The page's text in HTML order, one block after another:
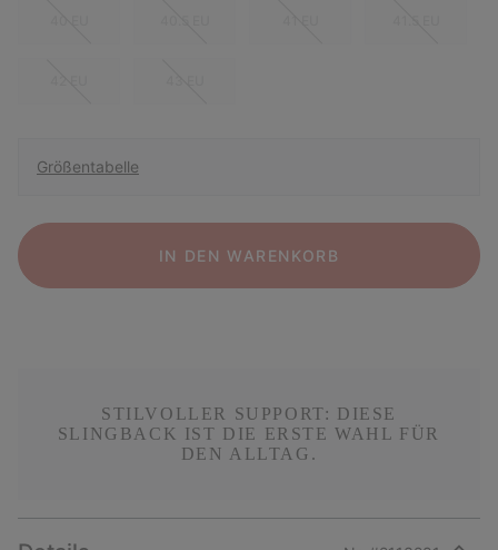
Größentabelle
IN DEN WARENKORB
STILVOLLER SUPPORT: DIESE
SLINGBACK IST DIE ERSTE WAHL FÜR
DEN ALLTAG.